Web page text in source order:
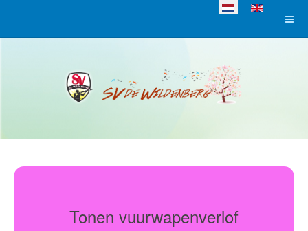
Selecteer de taal
Tonen vuurwapenverlof